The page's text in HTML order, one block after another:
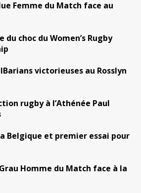
Femme du Match face au
choc du Women’s Rugby
victorieuses au Rosslyn
rugby à l’Athénée Paul
Belgique et premier essai pour
Homme du Match face à la